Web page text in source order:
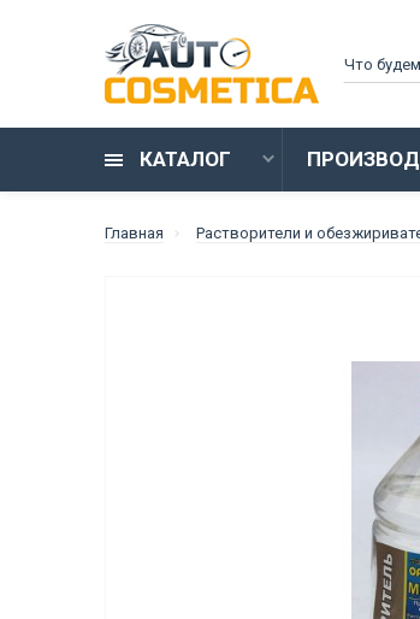
КАТАЛОГ
Главная Растворители и